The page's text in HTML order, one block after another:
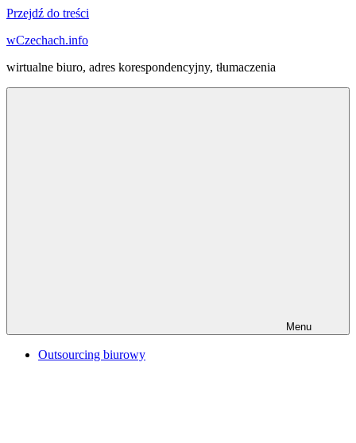
Przejdź do treści
wCzechach.info
wirtualne biuro, adres korespondencyjny, tłumaczenia
Menu
Outsourcing biurowy